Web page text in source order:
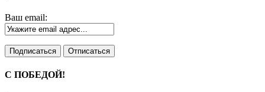
Ваш email:
С ПОБЕДОЙ!